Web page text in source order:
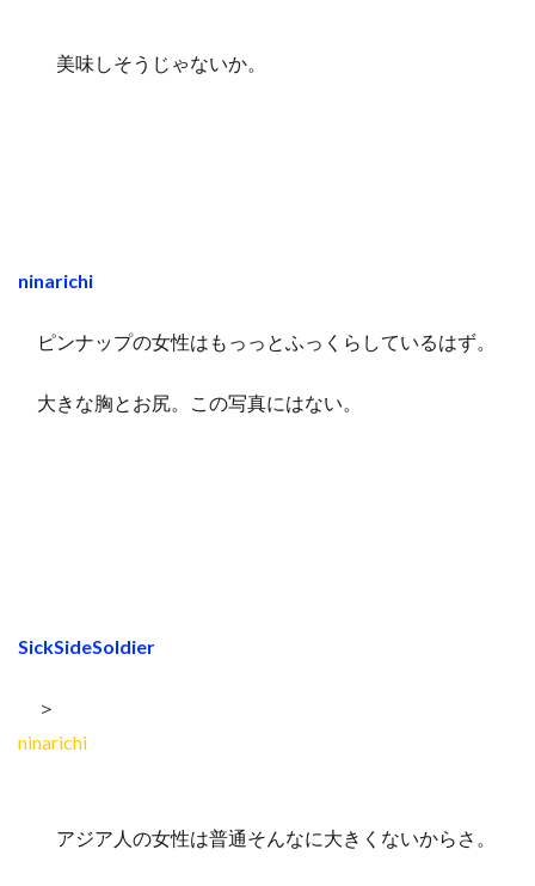
美味しそうじゃないか。
ninarichi
ピンナップの女性はもっっとふっくらしているはず。
大きな胸とお尻。この写真にはない。
SickSideSoldier
＞
ninarichi
アジア人の女性は普通そんなに大きくないからさ。